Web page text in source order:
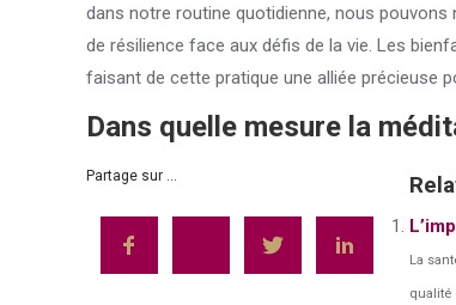
dans notre routine quotidienne, nous
de résilience face aux défis de la vie. Les
faisant de cette pratique une alliée précieuse
Dans quelle mesure la
Partage sur ...
La
qualité